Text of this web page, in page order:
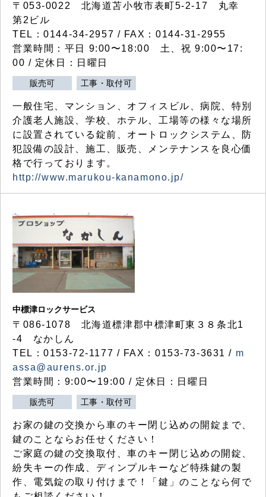
〒053-0022 北海道苫小牧市表町5-2-17 丸幸
第2ビル
TEL：0144-34-2957 / FAX：0144-31-2955
営業時間：平日 9:00〜18:00 土、祝 9:00〜17:
00 / 定休日：日曜日
販売可 工事・取付可
一般住宅、マンション、オフィスビル、病院、特別
介護老人施設、学校、ホテル、工場等の様々な場所
に設置されている錠前、オートロックシステム、防
犯設備の設計、施工、販売、メンテナンスを良心価
格で行っております。
http://www.marukou-kanamono.jp/
中標津ロックサービス
〒086-1078 北海道標津郡中標津町東３８条北1
-4 なかしん
TEL：0153-72-1177 / FAX：0153-73-3631 / m
assa@aurens.or.jp
営業時間：9:00〜19:00 / 定休日：日曜日
販売可 工事・取付可
お家の鍵の交換から車のキー閉じ込めの開錠まで、
鍵のことならお任せください！
ご家庭の鍵の交換取付、車のキー閉じ込めの開錠、
紛失キーの作成、ディンプルキーなど特殊鍵の製
作、電気錠の取り付けまで！「鍵」のことなら何で